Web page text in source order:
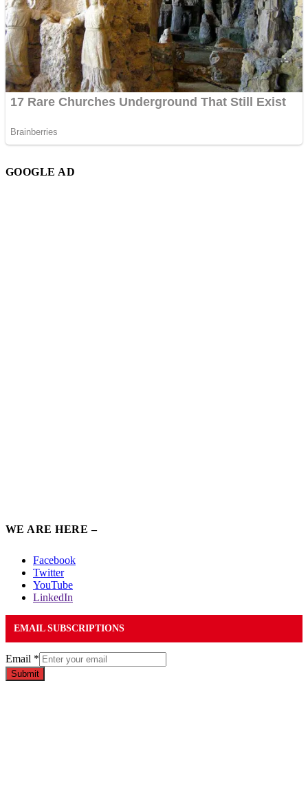
GOOGLE AD
WE ARE HERE –
Facebook
Twitter
YouTube
LinkedIn
EMAIL SUBSCRIPTIONS
Email *
Submit